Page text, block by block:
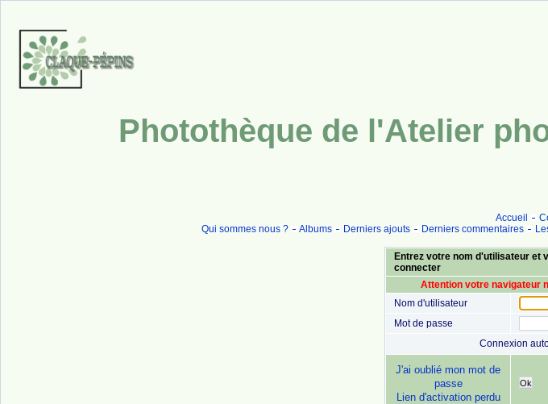
Photothèque de l'Atelier
Accueil
Qui sommes nous ?
Albums Derniers ajouts Derniers commentaires
Entrez votre nom d'utilisateur et
connecter
Attention votre navigateur
Nom d'utilisateur
Mot de passe
Connexion
J'ai oublié mon mot de
passe
Lien d'activation perdu
Ok